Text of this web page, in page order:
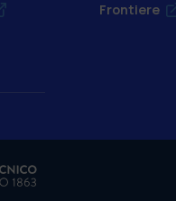
Frontiere